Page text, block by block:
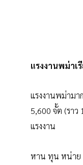
แรงงานพม่าเ
แรงงานพม่ามา
5,600 จั้ต (ราว
แรงงาน
หาน ทุน หน่าย